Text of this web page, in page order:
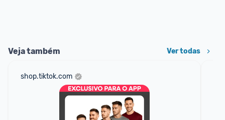
Veja também Ver todas
shop.tiktok.com